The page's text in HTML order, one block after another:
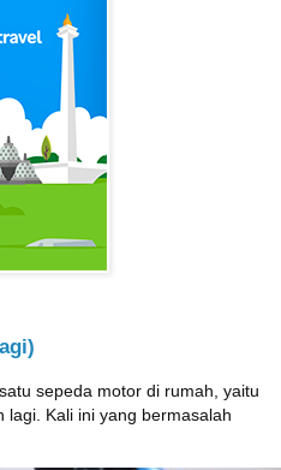
sepeda motor di rumah, yaitu
lagi. Kali ini yang bermasalah